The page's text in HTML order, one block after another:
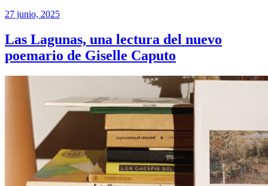
27 junio, 2025
Las Lagunas, una lectura del nuevo
poemario de Giselle Caputo